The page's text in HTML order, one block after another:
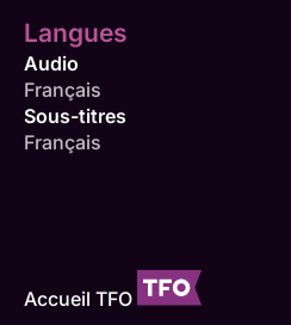
Langues
Audio
Français
Sous-titres
Français
Accueil TFO